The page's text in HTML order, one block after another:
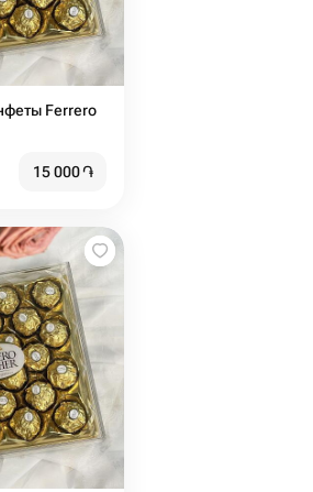
Ferrero
15 000֏